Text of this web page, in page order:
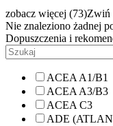
zobacz więcej (73)Zwiń
Nie znaleziono żadnej
Dopuszczenia i
ACEA A1/B1
ACEA A3/B3
ACEA C3
ADE